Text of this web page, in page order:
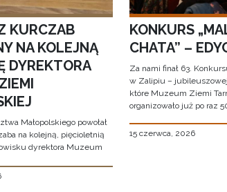
KURCZAB
NA KOLEJNĄ
DYREKTORA
Małopolskiego powołał
na kolejną, pięcioletnią
dyrektora Muzeum
KONKURS
CHATA” –
Za nami finał 63.
w Zalipiu –
które Muzeum Ziemi
organizowało już po raz
15 czerwca, 2026